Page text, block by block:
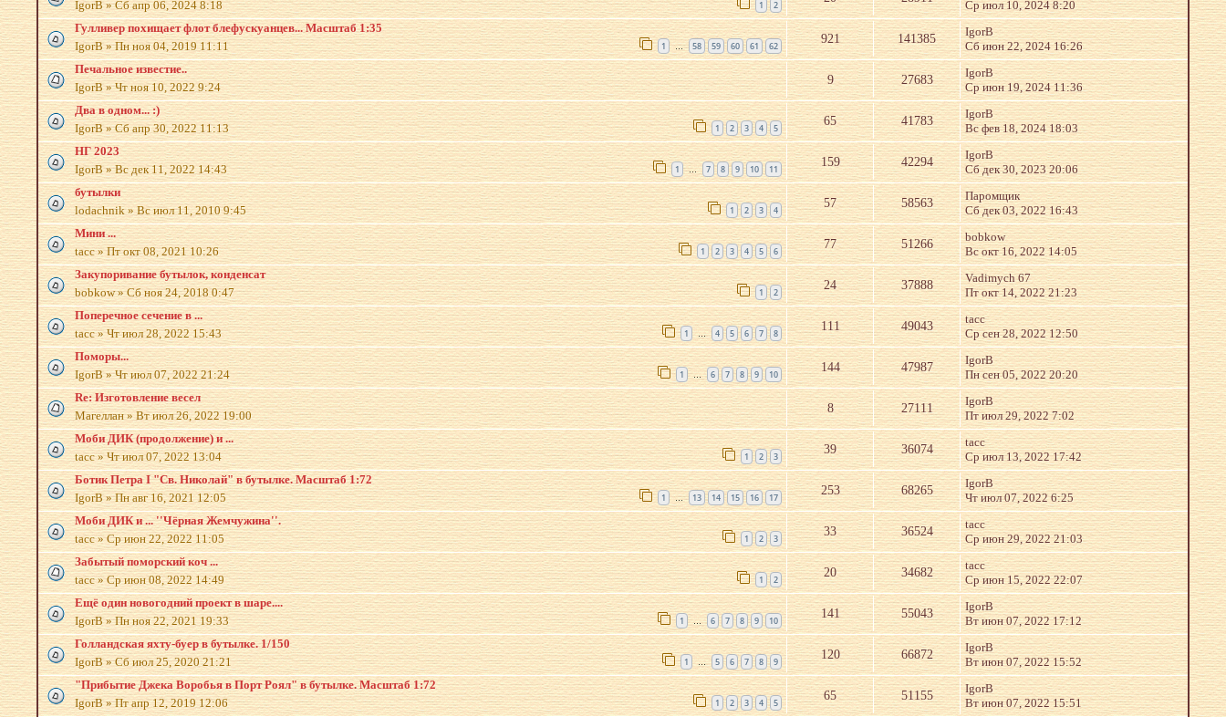
IgorB»Сб апр 06, 2024 8:18 1 2
Ср июл 10, 2024 8:20
Гулливер похищает флот блефускуанцев... Масштаб 1:35
IgorB»Пн ноя 04, 2019 11:11 1 … 58 59 60 61 62
921 141385
IgorB
Сб июн 22, 2024 16:26
Печальное известие..
IgorB»Чт ноя 10, 2022 9:24
9 27683
IgorB
Ср июн 19, 2024 11:36
Два в одном... :)
IgorB»Сб апр 30, 2022 11:13 1 2 3 4 5
65 41783
IgorB
Вс фев 18, 2024 18:03
НГ 2023
IgorB»Вс дек 11, 2022 14:43 1 … 7 8 9 10 11
159 42294
IgorB
Сб дек 30, 2023 20:06
бутылки
lodachnik»Вс июл 11, 2010 9:45 1 2 3 4
57 58563
Паромщик
Сб дек 03, 2022 16:43
Мини ...
tacc»Пт окт 08, 2021 10:26 1 2 3 4 5 6
77 51266
bobkow
Вс окт 16, 2022 14:05
Закупоривание бутылок, конденсат
bobkow»Сб ноя 24, 2018 0:47 1 2
24 37888
Vadimych 67
Пт окт 14, 2022 21:23
Поперечное сечение в ...
tacc»Чт июл 28, 2022 15:43 1 … 4 5 6 7 8
111 49043
tacc
Ср сен 28, 2022 12:50
Поморы...
IgorB»Чт июл 07, 2022 21:24 1 … 6 7 8 9 10
144 47987
IgorB
Пн сен 05, 2022 20:20
Re: Изготовление весел
Магеллан»Вт июл 26, 2022 19:00
8 27111
IgorB
Пт июл 29, 2022 7:02
Моби ДИК (продолжение) и ...
tacc»Чт июл 07, 2022 13:04 1 2 3
39 36074
tacc
Ср июл 13, 2022 17:42
Ботик Петра I "Св. Николай" в бутылке. Масштаб 1:72
IgorB»Пн авг 16, 2021 12:05 1 … 13 14 15 16 17
253 68265
IgorB
Чт июл 07, 2022 6:25
Моби ДИК и ... ''Чёрная Жемчужина''.
tacc»Ср июн 22, 2022 11:05 1 2 3
33 36524
tacc
Ср июн 29, 2022 21:03
Забытый поморский коч ...
tacc»Ср июн 08, 2022 14:49 1 2
20 34682
tacc
Ср июн 15, 2022 22:07
Ещё один новогодний проект в шаре....
IgorB»Пн ноя 22, 2021 19:33 1 … 6 7 8 9 10
141 55043
IgorB
Вт июн 07, 2022 17:12
Голландская яхту-буер в бутылке. 1/150
IgorB»Сб июл 25, 2020 21:21 1 … 5 6 7 8 9
120 66872
IgorB
Вт июн 07, 2022 15:52
"Прибытие Джека Воробья в Порт Роял" в бутылке. Масштаб 1:72
IgorB»Пт апр 12, 2019 12:06 1 2 3 4 5
65 51155
IgorB
Вт июн 07, 2022 15:51